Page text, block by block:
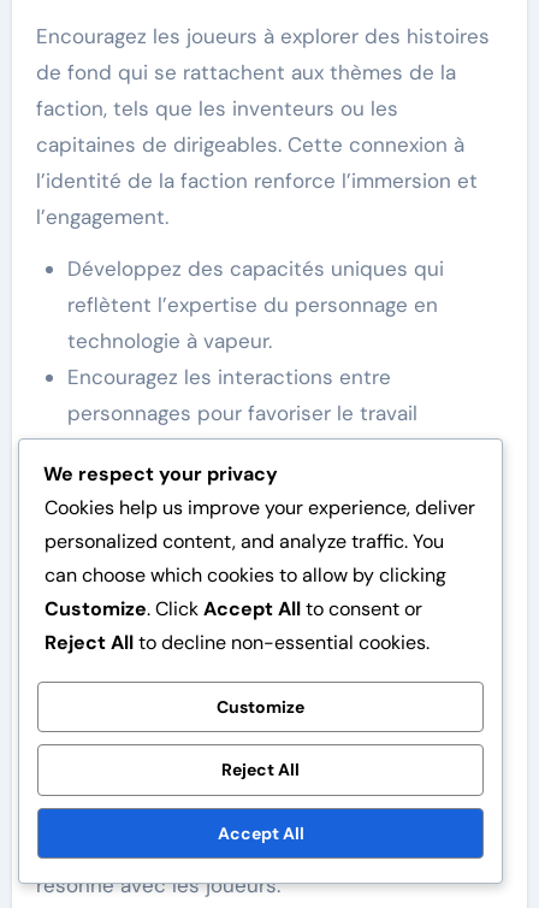
Encouragez les joueurs à explorer des histoires
de fond qui se rattachent aux thèmes de la
faction, tels que les inventeurs ou les
capitaines de dirigeables. Cette connexion à
l’identité de la faction renforce l’immersion et
l’engagement.
Développez des capacités uniques qui
reflètent l’expertise du personnage en
technologie à vapeur.
Encouragez les interactions entre
personnages pour favoriser le travail
Incorporez des quêtes personnelles qui
s’alignent sur les objectifs et les défis de la
faction.
Intégration thématique dans
la narration
Intégrer les thèmes Steampunk dans la
narration implique de tisser ensemble des
éléments d’esthétique victorienne, de
machines avancées et de problèmes sociétaux.
Cela crée un environnement narratif riche qui
résonne avec les joueurs.
We respect your privacy
Cookies help us improve your experience, deliver
personalized content, and analyze traffic. You
can choose which cookies to allow by clicking
Customize. ClickAccept Allto consent or
Reject Allto decline non-essential cookies.
Customize
Reject All
Accept All